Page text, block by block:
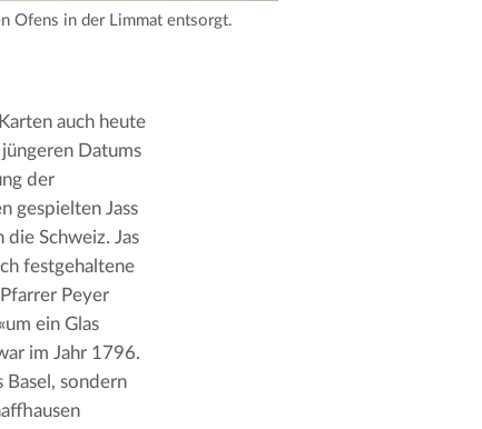
Ofens in der Limmat entsorgt.
auch heute
Datums
der
gespielten Jass
Schweiz. Jas
festgehaltene
Peyer
ein Glas
im Jahr 1796.
Basel, sondern